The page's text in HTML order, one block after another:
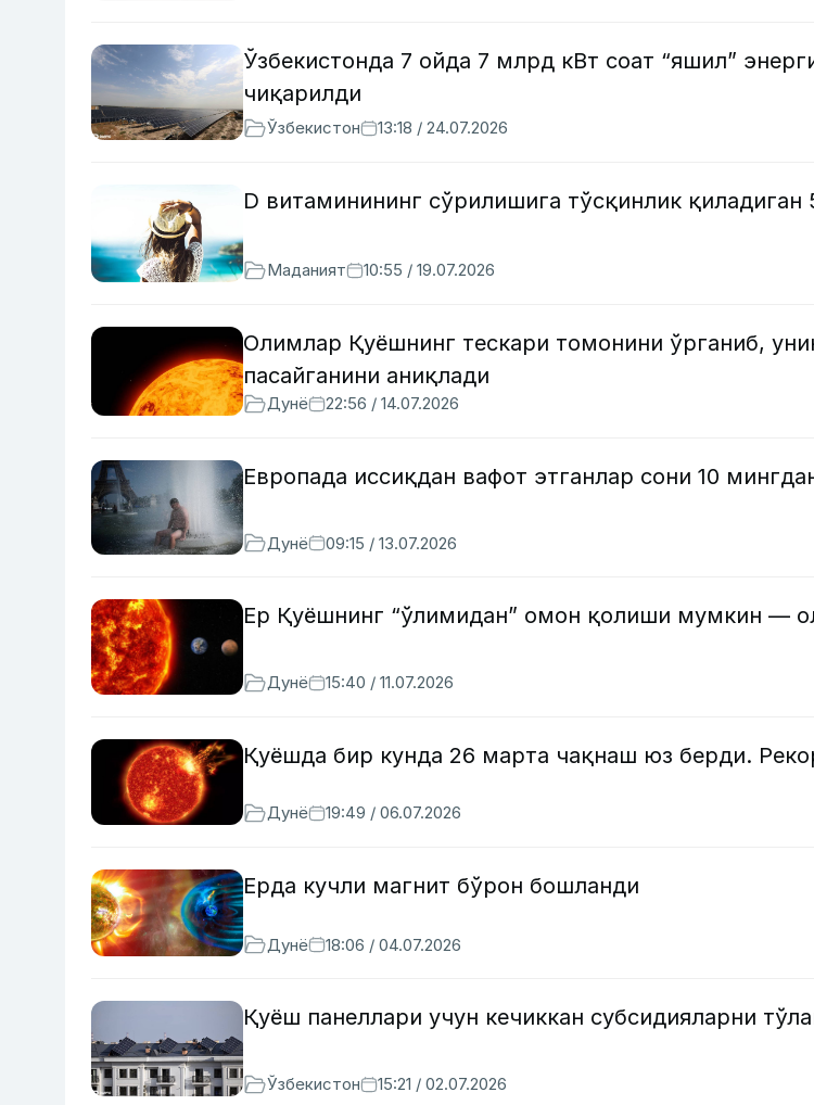
Ўзбекистонда 7 ойда 7 млрд кВт соат “яшил”
чиқарилди
Ўзбекистон 13:18 / 24.07.2026
D витаминининг сўрилишига тўсқинлик қиладиган
Маданият 10:55 / 19.07.2026
Олимлар Қуёшнинг тескари томонини ўрганиб,
пасайганини аниқлади
Дунё 22:56 / 14.07.2026
Европада иссиқдан вафот этганлар сони 10
Дунё 09:15 / 13.07.2026
Ер Қуёшнинг “ўлимидан” омон қолиши мумкин —
Дунё 15:40 / 11.07.2026
Қуёшда бир кунда 26 марта чақнаш юз берди.
Дунё 19:49 / 06.07.2026
Ерда кучли магнит бўрон бошланди
Дунё 18:06 / 04.07.2026
Қуёш панеллари учун кечиккан субсидияларни
Ўзбекистон 15:21 / 02.07.2026